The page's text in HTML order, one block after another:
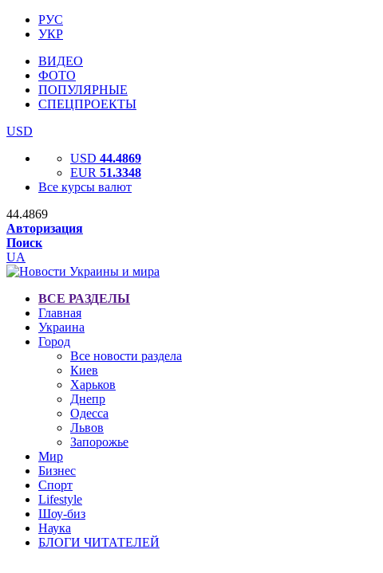
РУС
УКР
ВИДЕО
ФОТО
ПОПУЛЯРНЫЕ
СПЕЦПРОЕКТЫ
USD
USD 44.4869
EUR 51.3348
Все курсы валют
44.4869
Авторизация
Поиск
UA
ВСЕ РАЗДЕЛЫ
Главная
Украина
Город
Все новости раздела
Киев
Харьков
Днепр
Одесса
Львов
Запорожье
Мир
Бизнес
Спорт
Lifestyle
Шоу-биз
Наука
БЛОГИ ЧИТАТЕЛЕЙ